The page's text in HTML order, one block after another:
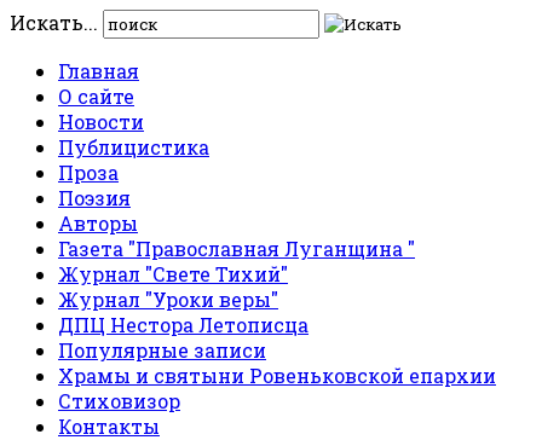
Искать...
Главная
О сайте
Новости
Публицистика
Проза
Поэзия
Авторы
Газета "Православная Луганщина "
Журнал "Свете Тихий"
Журнал "Уроки веры"
ДПЦ Нестора Летописца
Популярные записи
Храмы и святыни Ровеньковской епархии
Стиховизор
Контакты